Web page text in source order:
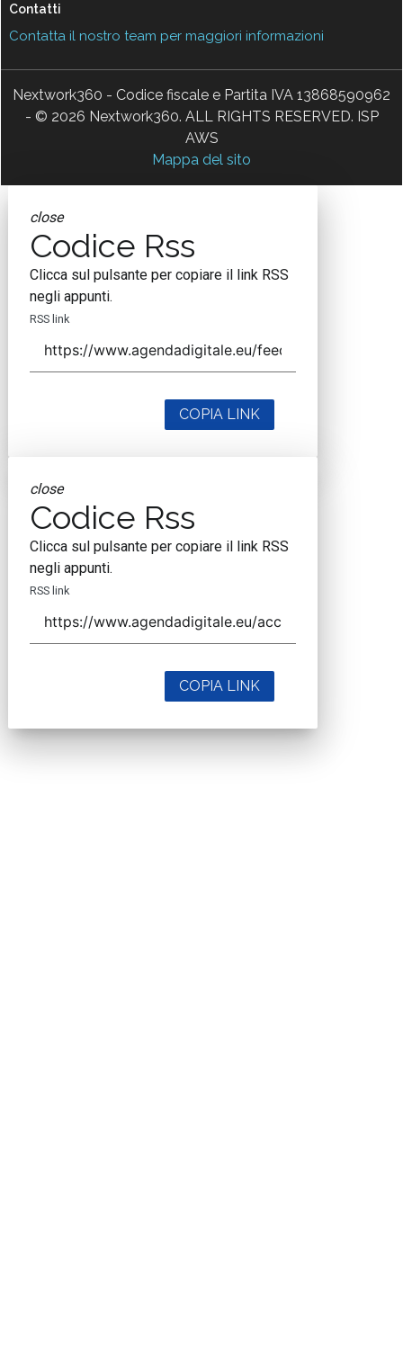
Contatti
Contatta il nostro team per maggiori informazioni
Nextwork360 - Codice fiscale e Partita IVA 13868590962
- © 2026 Nextwork360. ALL RIGHTS RESERVED. ISP
AWS
Mappa del sito
close
Codice Rss
Clicca sul pulsante per copiare il link RSS
negli appunti.
RSS link
COPIA LINK
close
Codice Rss
Clicca sul pulsante per copiare il link RSS
negli appunti.
RSS link
COPIA LINK